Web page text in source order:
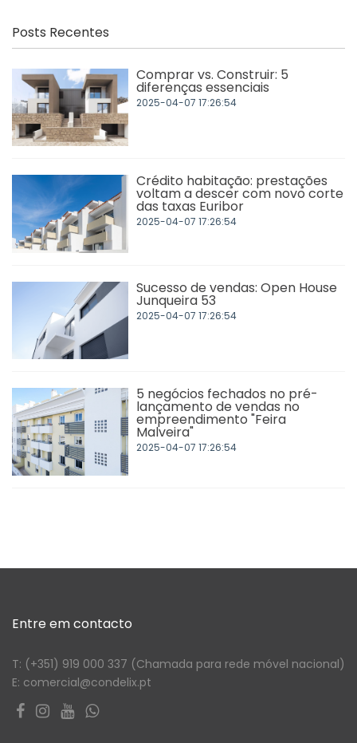
Posts Recentes
Comprar vs. Construir: 5
diferenças essenciais
2025-04-07 17:26:54
Crédito habitação: prestações
voltam a descer com novo corte
das taxas Euribor
2025-04-07 17:26:54
Sucesso de vendas: Open House
Junqueira 53
2025-04-07 17:26:54
5 negócios fechados no pré-
lançamento de vendas no
empreendimento "Feira
Malveira"
2025-04-07 17:26:54
Entre em contacto
T: (+351) 919 000 337 (Chamada para rede móvel nacional)
E: comercial@condelix.pt